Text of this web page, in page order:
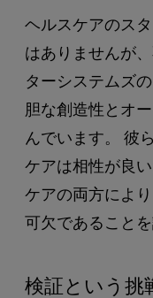
ヘルスケアのス
はありませんが
ターシステムズ
胆な創造性とオ
んでいます。 彼
ケアは相性が良
ケアの両方によ
可欠であること
検証という挑